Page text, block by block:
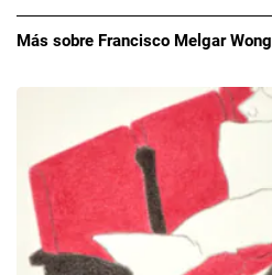
Más sobre Francisco Melgar Wong